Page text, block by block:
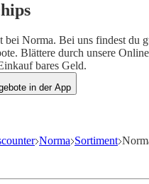
Norma. Bei uns findest du
Blättere durch unsere
bares Geld.
in der App
Norma Sortiment